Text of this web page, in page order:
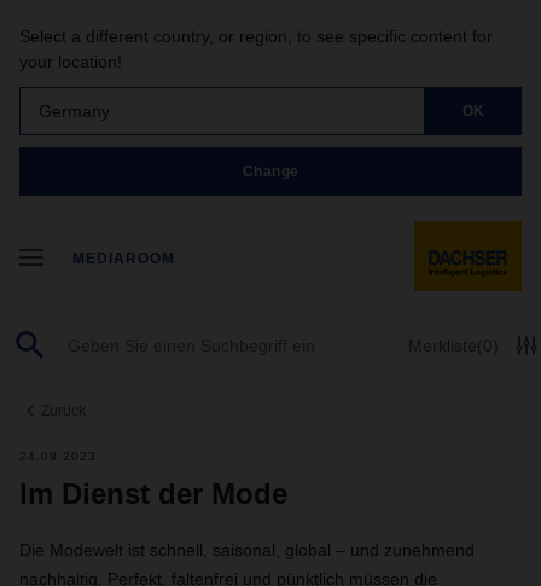
Select a different country, or region, to see specific content for
your location!
Germany OK
Change
MEDIAROOM
Merkliste(0)
Zurück
24.08.2023
Im Dienst der Mode
Die Modewelt ist schnell, saisonal, global – und zunehmend
nachhaltig. Perfekt, faltenfrei und pünktlich müssen die